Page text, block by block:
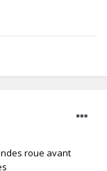
roue avant